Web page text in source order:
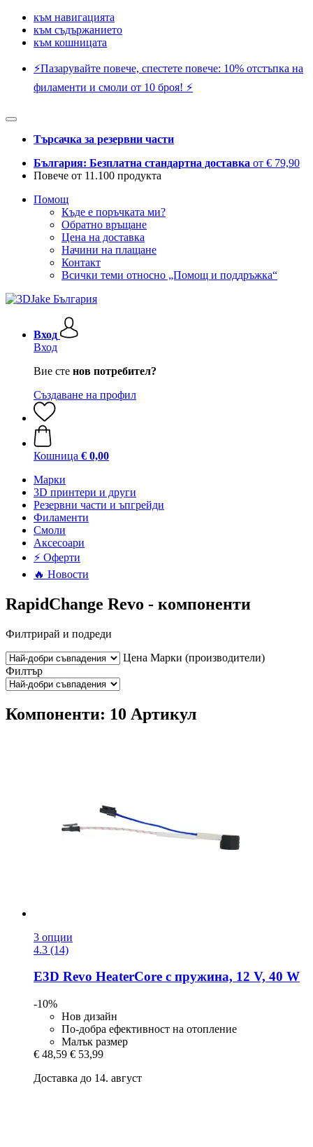
към навигацията
към съдържанието
към кошницата
⚡️Пазарувайте повече, спестете повече: 10% отстъпка на
филаменти и смоли от 10 броя! ⚡️
Търсачка за резервни части
България: Безплатна стандартна доставка от € 79,90
Повече от 11.100 продукта
Помощ
Къде е поръчката ми?
Обратно връщане
Цена на доставка
Начини на плащане
Контакт
Всички теми относно „Помощ и поддръжка“
Вход
Вход
Вие сте нов потребител?
Създаване на профил
Кошница € 0,00
Mарки
3D принтери и други
Резервни части и ъпгрейди
Филаменти
Смоли
Аксесоари
⚡ Оферти
🔥 Новости
RapidChange Revo - компоненти
Филтрирай и подреди
Цена Марки (производители)
Филтър
Компоненти: 10 Артикул
3 опции
4.3 (14)
E3D Revo HeaterCore с пружина, 12 V, 40 W
-10%
Нов дизайн
По-добра ефективност на отопление
Малък размер
€ 48,59 € 53,99
Доставка до 14. август